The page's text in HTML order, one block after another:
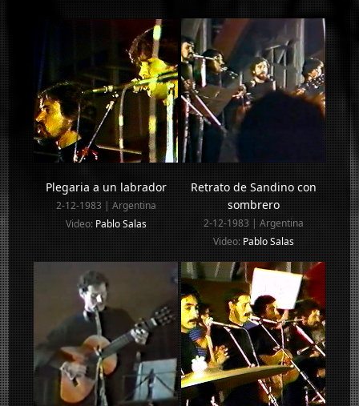
Plegaria a un labrador
2-12-1983 | Argentina
Video: Pablo Salas
Retrato de Sandino con
sombrero
2-12-1983 | Argentina
Video:Pablo Salas